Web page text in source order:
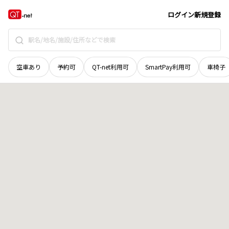
ログイン新規登録
空車あり 予約可 QT-net利用可 SmartPay利用可 車椅子
広島県